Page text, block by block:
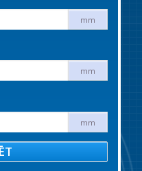
mm
mm
mm